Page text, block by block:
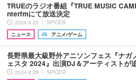
TRUEのラジオ番組『TRUE MUSIC
nterfmにて放送決定
2024.9.25 ｜ SPICER
ニュース
アニメ/ゲーム
長野県最大級野外アニソンフェス『ナガ
ェスタ 2024』出演DJ＆アーティストが
2024.8.26 ｜ SPICER